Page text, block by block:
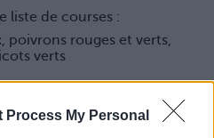
Process My Personal
liste de courses :
poivrons rouges et verts,
verts